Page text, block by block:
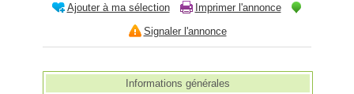
Ajouter à ma sélection
Imprimer l'annonce
Signaler l'annonce
Informations générales